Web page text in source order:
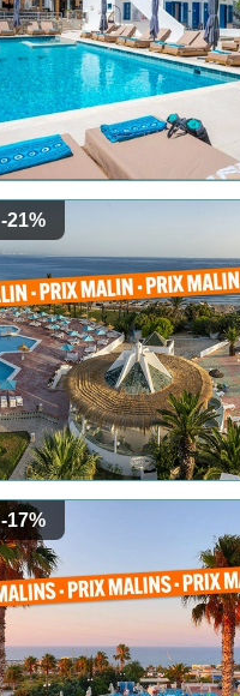
-21%
-17%